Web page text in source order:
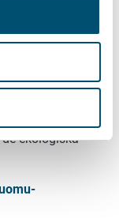
inte
ekologiska